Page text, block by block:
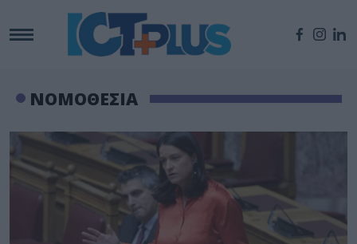
ΝΟΜΟΘΕΣΙΑ